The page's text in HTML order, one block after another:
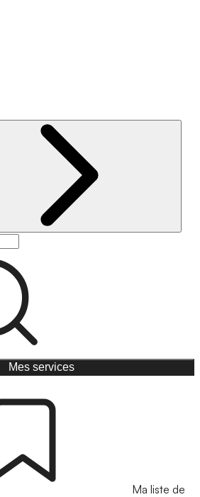
Mes services
Ma liste de